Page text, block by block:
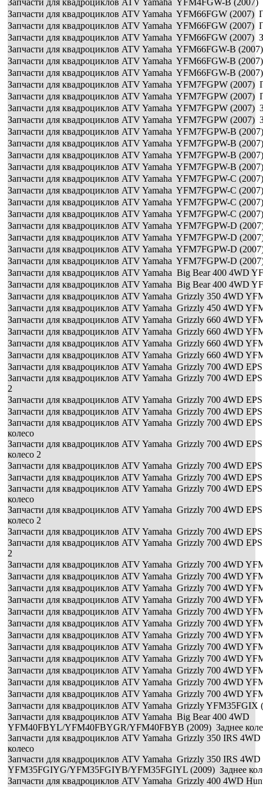
Запчасти для квадроциклов ATV Yamaha YFM4FGW-B (2007)
Запчасти для квадроциклов ATV Yamaha YFM66FGW (2007)
Запчасти для квадроциклов ATV Yamaha YFM66FGW (2007)
Запчасти для квадроциклов ATV Yamaha YFM66FGW (2007)
Запчасти для квадроциклов ATV Yamaha YFM66FGW-B
Запчасти для квадроциклов ATV Yamaha YFM66FGW-B
Запчасти для квадроциклов ATV Yamaha YFM66FGW-B
Запчасти для квадроциклов ATV Yamaha YFM7FGPW (2007)
Запчасти для квадроциклов ATV Yamaha YFM7FGPW (2007)
Запчасти для квадроциклов ATV Yamaha YFM7FGPW (2007)
Запчасти для квадроциклов ATV Yamaha YFM7FGPW (2007)
Запчасти для квадроциклов ATV Yamaha YFM7FGPW-B
Запчасти для квадроциклов ATV Yamaha YFM7FGPW-B
Запчасти для квадроциклов ATV Yamaha YFM7FGPW-B
Запчасти для квадроциклов ATV Yamaha YFM7FGPW-B
Запчасти для квадроциклов ATV Yamaha YFM7FGPW-C
Запчасти для квадроциклов ATV Yamaha YFM7FGPW-C
Запчасти для квадроциклов ATV Yamaha YFM7FGPW-C
Запчасти для квадроциклов ATV Yamaha YFM7FGPW-C
Запчасти для квадроциклов ATV Yamaha YFM7FGPW-D
Запчасти для квадроциклов ATV Yamaha YFM7FGPW-D
Запчасти для квадроциклов ATV Yamaha YFM7FGPW-D
Запчасти для квадроциклов ATV Yamaha YFM7FGPW-D
Запчасти для квадроциклов ATV Yamaha Big Bear 400 4WD
Запчасти для квадроциклов ATV Yamaha Big Bear 400 4WD
Запчасти для квадроциклов ATV Yamaha Grizzly 350 4WD
Запчасти для квадроциклов ATV Yamaha Grizzly 450 4WD
Запчасти для квадроциклов ATV Yamaha Grizzly 660 4WD
Запчасти для квадроциклов ATV Yamaha Grizzly 660 4WD
Запчасти для квадроциклов ATV Yamaha Grizzly 660 4WD
Запчасти для квадроциклов ATV Yamaha Grizzly 660 4WD
Запчасти для квадроциклов ATV Yamaha Grizzly 700 4WD
Запчасти для квадроциклов ATV Yamaha Grizzly 700 4WD
2
Запчасти для квадроциклов ATV Yamaha Grizzly 700 4WD
Запчасти для квадроциклов ATV Yamaha Grizzly 700 4WD
Запчасти для квадроциклов ATV Yamaha Grizzly 700 4WD
колесо
Запчасти для квадроциклов ATV Yamaha Grizzly 700 4WD
колесо 2
Запчасти для квадроциклов ATV Yamaha Grizzly 700 4WD
Запчасти для квадроциклов ATV Yamaha Grizzly 700 4WD
Запчасти для квадроциклов ATV Yamaha Grizzly 700 4WD
колесо
Запчасти для квадроциклов ATV Yamaha Grizzly 700 4WD
колесо 2
Запчасти для квадроциклов ATV Yamaha Grizzly 700 4WD
Запчасти для квадроциклов ATV Yamaha Grizzly 700 4WD
2
Запчасти для квадроциклов ATV Yamaha Grizzly 700 4WD
Запчасти для квадроциклов ATV Yamaha Grizzly 700 4WD
Запчасти для квадроциклов ATV Yamaha Grizzly 700 4WD
Запчасти для квадроциклов ATV Yamaha Grizzly 700 4WD
Запчасти для квадроциклов ATV Yamaha Grizzly 700 4WD
Запчасти для квадроциклов ATV Yamaha Grizzly 700 4WD
Запчасти для квадроциклов ATV Yamaha Grizzly 700 4WD
Запчасти для квадроциклов ATV Yamaha Grizzly 700 4WD
Запчасти для квадроциклов ATV Yamaha Grizzly 700 4WD
Запчасти для квадроциклов ATV Yamaha Grizzly 700 4WD
Запчасти для квадроциклов ATV Yamaha Grizzly 700 4WD
Запчасти для квадроциклов ATV Yamaha Grizzly 700 4WD
Запчасти для квадроциклов ATV Yamaha Grizzly YFM35FGIX
Запчасти для квадроциклов ATV Yamaha Big Bear 400 4WD
YFM40FBYL/YFM40FBYGR/YFM40FBYB (2009) Заднее
Запчасти для квадроциклов ATV Yamaha Grizzly 350 IRS
колесо
Запчасти для квадроциклов ATV Yamaha Grizzly 350 IRS 4WD
YFM35FGIYG/YFM35FGIYB/YFM35FGIYL (2009) Заднее
Запчасти для квадроциклов ATV Yamaha Grizzly 400 4WD